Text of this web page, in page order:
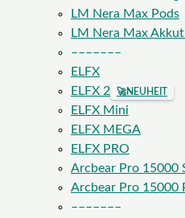
LM Nera Max Pods
LM Nera Max
–––––––
ELFX
ELFX 2
🚀NEUHEIT
ELFX Mini
ELFX MEGA
ELFX PRO
Arcbear Pro 15000
Arcbear Pro 15000
–––––––